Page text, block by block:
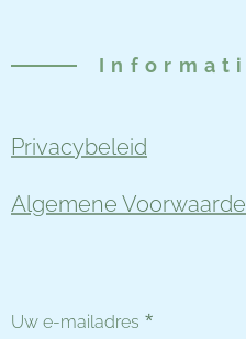
Privacybeleid
Algemene
Uw e-mailadres